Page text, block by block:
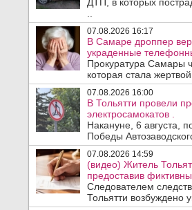
07.08.2026 16:17
В Самаре дроппер
украденные
Прокуратура Самары
которая стала
07.08.2026 16:00
В Тольятти провели
электросамокатов .
Накануне, 6 августа,
Победы
07.08.2026 14:59
(видео) Житель
предоставив
Следователем
Тольятти возбуждено